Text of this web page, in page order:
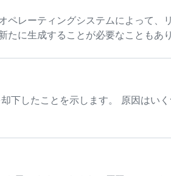
ペレーティングシステムによって、
に生成することが必要なこともあり
下したことを示します。 原因はいく